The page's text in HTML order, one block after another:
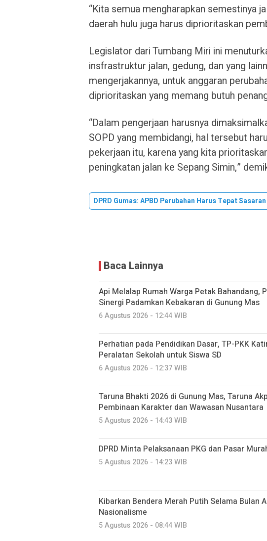
“Kita semua mengharapkan semestinya
daerah hulu juga harus diprioritaskan
Legislator dari Tumbang Miri ini
insfrastruktur jalan, gedung, dan yang
mengerjakannya, untuk anggaran
diprioritaskan yang memang butuh
“Dalam pengerjaan harusnya
SOPD yang membidangi, hal tersebut
pekerjaan itu, karena yang kita
peningkatan jalan ke Sepang Simin,”
DPRD Gumas: APBD Perubahan Harus Tepat Sasaran
Baca Lainnya
Api Melalap Rumah Warga Petak Bahandang,
Sinergi Padamkan Kebakaran di Gunung Mas
6 Agustus 2026 - 12:44 WIB
Perhatian pada Pendidikan Dasar, TP-PKK
Peralatan Sekolah untuk Siswa SD
6 Agustus 2026 - 12:37 WIB
Taruna Bhakti 2026 di Gunung Mas, Taruna
Pembinaan Karakter dan Wawasan Nusantara
5 Agustus 2026 - 14:43 WIB
DPRD Minta Pelaksanaan PKG dan Pasar
5 Agustus 2026 - 14:23 WIB
Kibarkan Bendera Merah Putih Selama Bulan
Nasionalisme
5 Agustus 2026 - 08:44 WIB